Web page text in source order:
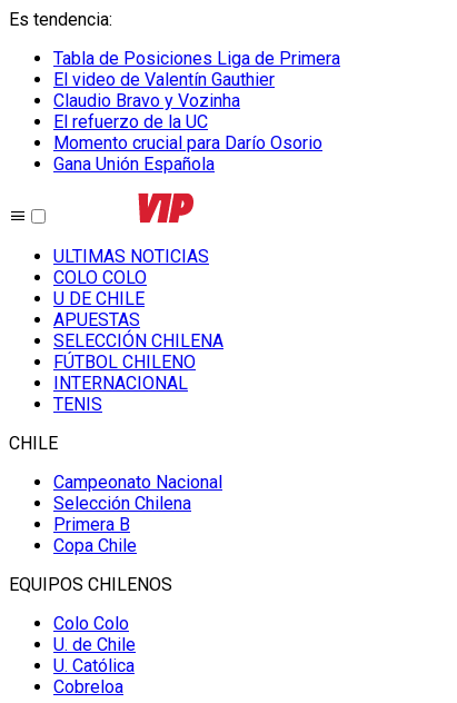
Es tendencia:
Tabla de Posiciones Liga de Primera
El video de Valentín Gauthier
Claudio Bravo y Vozinha
El refuerzo de la UC
Momento crucial para Darío Osorio
Gana Unión Española
ULTIMAS NOTICIAS
COLO COLO
U DE CHILE
APUESTAS
SELECCIÓN CHILENA
FÚTBOL CHILENO
INTERNACIONAL
TENIS
CHILE
Campeonato Nacional
Selección Chilena
Primera B
Copa Chile
EQUIPOS CHILENOS
Colo Colo
U. de Chile
U. Católica
Cobreloa